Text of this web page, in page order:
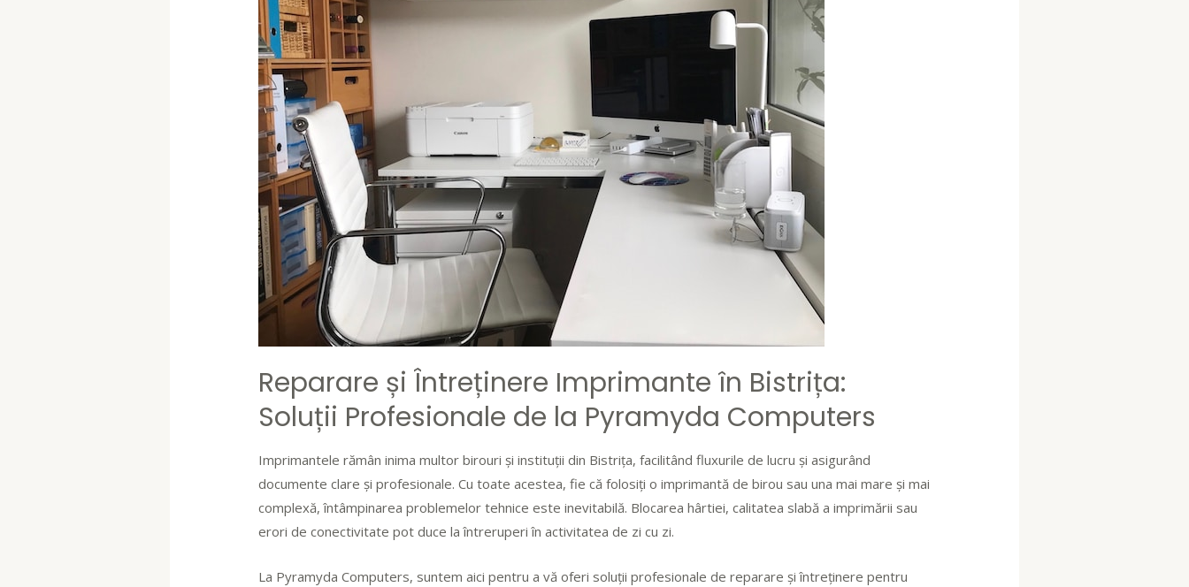
Reparare și Întreținere Imprimante în Bistrița:
Soluții Profesionale de la Pyramyda Computers
Imprimantele rămân inima multor birouri și instituții din Bistrița, facilitând fluxurile de lucru și asigurând
documente clare și profesionale. Cu toate acestea, fie că folosiți o imprimantă de birou sau una mai mare și mai
complexă, întâmpinarea problemelor tehnice este inevitabilă. Blocarea hârtiei, calitatea slabă a imprimării sau
erori de conectivitate pot duce la întreruperi în activitatea de zi cu zi.
La Pyramyda Computers, suntem aici pentru a vă oferi soluții profesionale de reparare și întreținere pentru